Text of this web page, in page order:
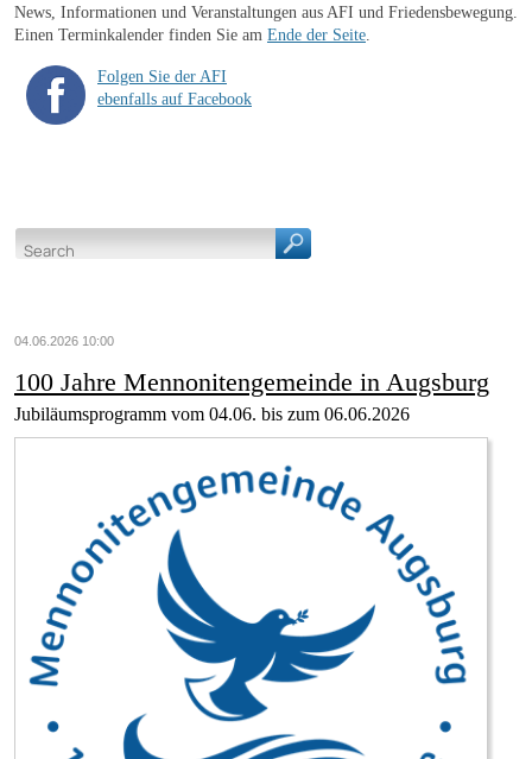
News, Informationen und Veranstaltungen aus AFI und Friedensbewegung.
Einen Terminkalender finden Sie am Ende der Seite
Folgen Sie der AFI
ebenfalls auf Facebook
04.06.2026 10:00
100 Jahre Mennonitengemeinde in Augsburg
Jubiläumsprogramm vom 04.06. bis zum 06.06.2026